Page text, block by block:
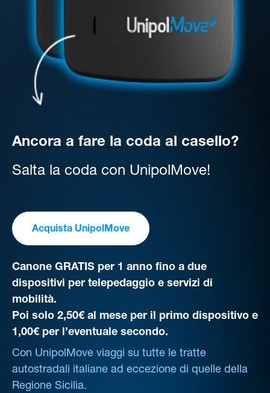
Ancora a fare la coda al casello?
Salta la coda con UnipolMove!
Acquista UnipolMove
Canone GRATIS per 1 anno fino a due
dispositivi per telepedaggio e servizi di
mobilità.
Poi solo 2,50€ al mese per il primo dispositivo e
1,00€ per l’eventuale secondo.
Con UnipolMove viaggi su tutte le tratte
autostradali italiane ad eccezione di quelle della
Regione Sicilia.